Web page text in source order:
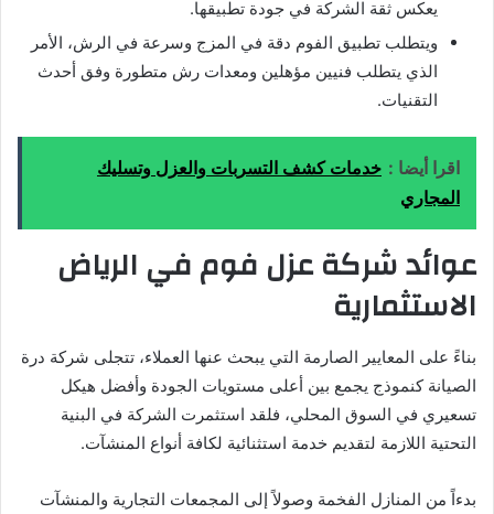
يعكس ثقة الشركة في جودة تطبيقها.
ويتطلب تطبيق الفوم دقة في المزج وسرعة في الرش، الأمر
الذي يتطلب فنيين مؤهلين ومعدات رش متطورة وفق أحدث
التقنيات.
اقرا أيضا : خدمات كشف التسربات والعزل وتسليك
المجاري
عوائد شركة عزل فوم في الرياض
الاستثمارية
بناءً على المعايير الصارمة التي يبحث عنها العملاء، تتجلى شركة درة
الصيانة كنموذج يجمع بين أعلى مستويات الجودة وأفضل هيكل
تسعيري في السوق المحلي، فلقد استثمرت الشركة في البنية
التحتية اللازمة لتقديم خدمة استثنائية لكافة أنواع المنشآت.
بدءاً من المنازل الفخمة وصولاً إلى المجمعات التجارية والمنشآت